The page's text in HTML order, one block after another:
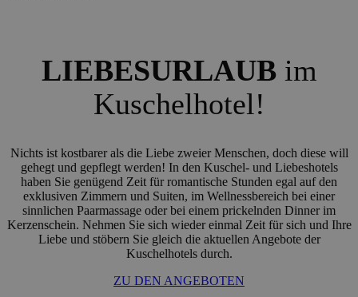
LIEBESURLAUB im
Kuschelhotel!
Nichts ist kostbarer als die Liebe zweier Menschen, doch diese will
gehegt und gepflegt werden! In den Kuschel- und Liebeshotels
haben Sie genügend Zeit für romantische Stunden egal auf den
exklusiven Zimmern und Suiten, im Wellnessbereich bei einer
sinnlichen Paarmassage oder bei einem prickelnden Dinner im
Kerzenschein. Nehmen Sie sich wieder einmal Zeit für sich und Ihre
Liebe und stöbern Sie gleich die aktuellen Angebote der
Kuschelhotels durch.
ZU DEN ANGEBOTEN